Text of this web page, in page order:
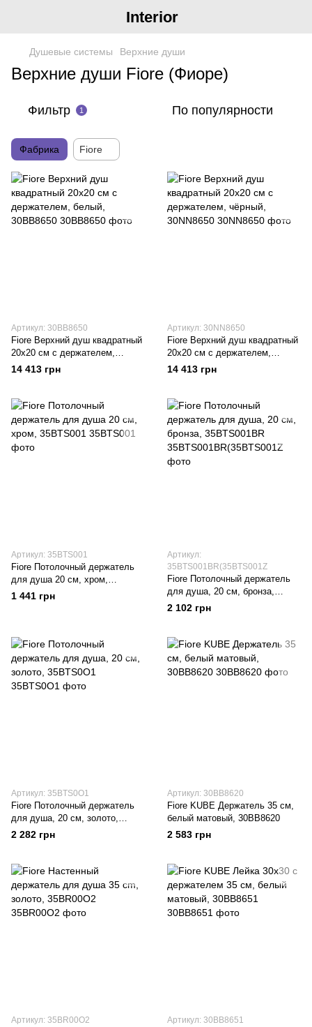
Interior
Душевые системы Верхние души
Верхние души Fiore (Фиоре)
Фильтр 1 По популярности
Фабрика Fiore
Артикул: 30BB8650
Fiore Верхний душ квадратный
20x20 см с держателем,
белый, 30BB8650
14 413 грн
Артикул: 30NN8650
Fiore Верхний душ квадратный
20x20 см с держателем,
чёрный, 30NN8650
14 413 грн
Артикул: 35BTS001
Fiore Потолочный держатель
для душа 20 см, хром,
35BTS001
1 441 грн
Артикул:
35BTS001BR(35BTS001Z
Fiore Потолочный держатель
для душа, 20 см, бронза,
35BTS001BR
2 102 грн
Артикул: 35BTS0O1
Fiore Потолочный держатель
для душа, 20 см, золото,
35BTS0O1
2 282 грн
Артикул: 30BB8620
Fiore KUBE Держатель 35 см,
белый матовый, 30BB8620
2 583 грн
Артикул: 35BR00O2 Артикул: 30BB8651